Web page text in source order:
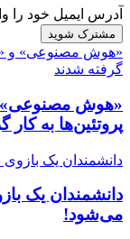
آدرس ایمیل خود را
«هوش مصنوعی» و
گرفته شدند
«هوش مصنوعی»
پروتئین‌ها به کار
دانشمندان یک
دانشمندان یک
می‌شود!